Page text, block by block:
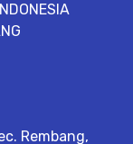
Rembang,